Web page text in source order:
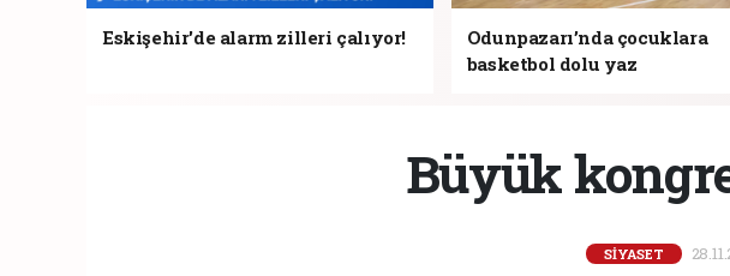
Eskişehir'de alarm zilleri çalıyor!
Odunpazarı’nda çocuklara
basketbol dolu yaz
Büyük
SİYASET